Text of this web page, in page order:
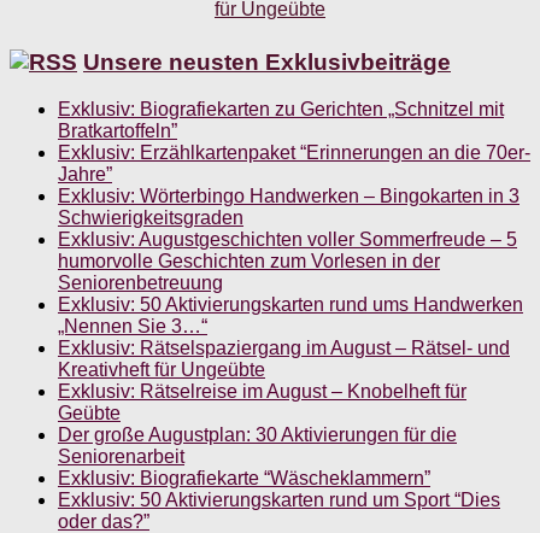
Unsere neusten Exklusivbeiträge
Exklusiv: Biografiekarten zu Gerichten „Schnitzel mit
Bratkartoffeln”
Exklusiv: Erzählkartenpaket “Erinnerungen an die 70er-
Jahre”
Exklusiv: Wörterbingo Handwerken – Bingokarten in 3
Schwierigkeitsgraden
Exklusiv: Augustgeschichten voller Sommerfreude – 5
humorvolle Geschichten zum Vorlesen in der
Seniorenbetreuung
Exklusiv: 50 Aktivierungskarten rund ums Handwerken
„Nennen Sie 3…“
Exklusiv: Rätselspaziergang im August – Rätsel- und
Kreativheft für Ungeübte
Exklusiv: Rätselreise im August – Knobelheft für
Geübte
Der große Augustplan: 30 Aktivierungen für die
Seniorenarbeit
Exklusiv: Biografiekarte “Wäscheklammern”
Exklusiv: 50 Aktivierungskarten rund um Sport “Dies
oder das?”